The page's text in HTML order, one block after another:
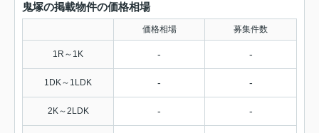
鬼塚の掲載物件の価格相場
価格相場 募集件数
1R～1K - -
1DK～1LDK - -
2K～2LDK - -